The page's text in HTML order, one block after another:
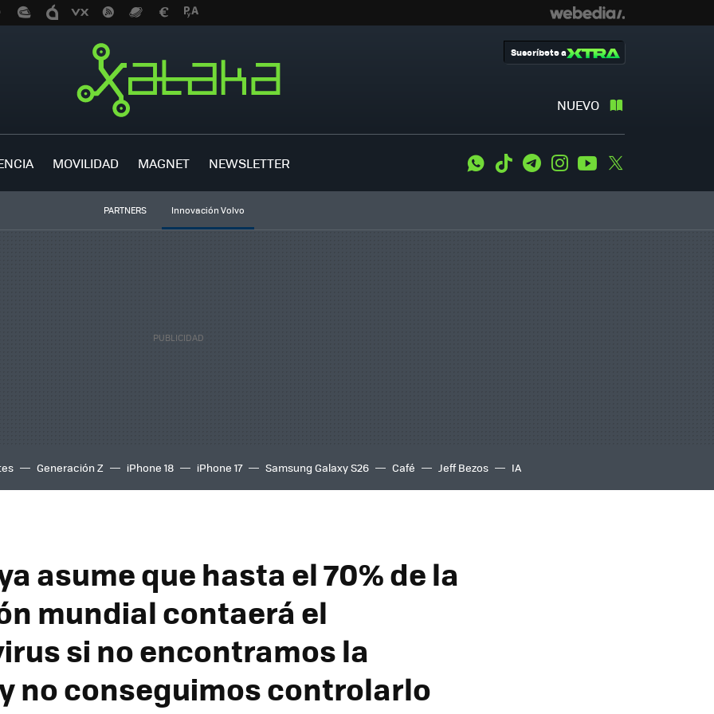
NUEVO
Suscríbete a
MOVILIDAD MAGNET NEWSLETTER WhatsApp
Tiktok TelegramInstagramYoutube
PARTNERS Innovación Volvo
Generación Z iPhone 18 iPhone 17 Samsung Galaxy S26 Café Jeff Bezos IA
asume que hasta el 70% de la
mundial contaerá el
si no encontramos la
no conseguimos controlarlo